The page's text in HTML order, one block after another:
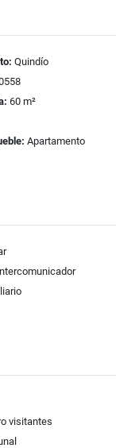
Quindío
60 m²
Apartamento
visitantes